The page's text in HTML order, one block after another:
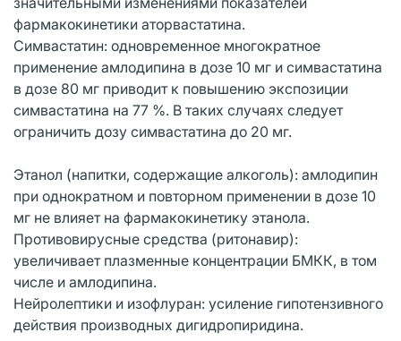
фармакокинетики аторвастатина.
Симвастатин: одновременное многократное
применение амлодипина в дозе 10 мг и симвастатина
в дозе 80 мг приводит к повышению экспозиции
симвастатина на 77 %. В таких случаях следует
ограничить дозу симвастатина до 20 мг.
Этанол (напитки, содержащие алкоголь): амлодипин
при однократном и повторном применении в дозе 10
мг не влияет на фармакокинетику этанола.
Противовирусные средства (ритонавир):
увеличивает плазменные концентрации БМКК, в том
числе и амлодипина.
Нейролептики и изофлуран: усиление гипотензивного
действия производных дигидропиридина.